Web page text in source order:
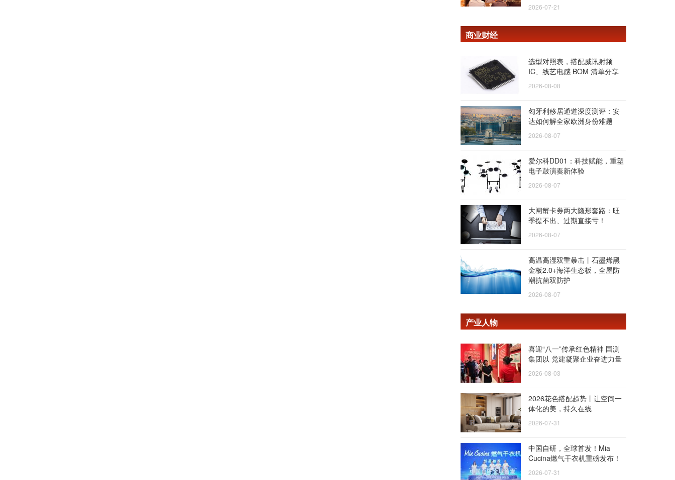
2026-07-21
商业财经
选型对照表，搭配威讯射频
IC、线艺电感 BOM 清单分享
2026-08-08
匈牙利移居通道深度测评：安
达如何解全家欧洲身份难题
2026-08-07
爱尔科DD01：科技赋能，重塑
电子鼓演奏新体验
2026-08-07
大闸蟹卡券两大隐形套路：旺
季提不出、过期直接亏！
2026-08-07
高温高湿双重暴击丨石墨烯黑
金板2.0+海洋生态板，全屋防
潮抗菌双防护
2026-08-07
产业人物
喜迎“八一”传承红色精神 国测
集团以 党建凝聚企业奋进力量
2026-08-03
2026花色搭配趋势丨让空间一
体化的美，持久在线
2026-07-31
中国自研，全球首发！Mia
Cucina燃气干衣机重磅发布！
2026-07-31